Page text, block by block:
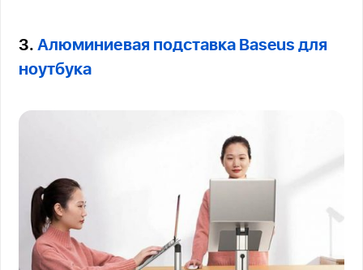
3.Алюминиевая подставка Baseus для
ноутбука